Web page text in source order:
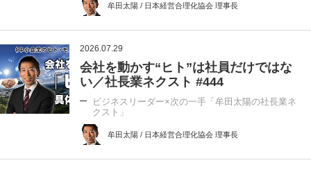
牟田太陽 / 日本経営合理化協会 理事長
2026.07.29
会社を動かす“ヒト”は社員だけではな
い／社長業ネクスト #444
ビジネスリーダー×次の一手「牟田太陽の社長業ネ
クスト」
牟田太陽 / 日本経営合理化協会 理事長